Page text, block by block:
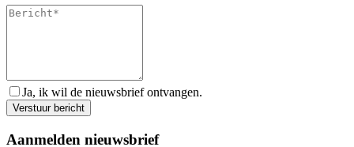
Ja, ik wil de nieuwsbrief ontvangen.
Aanmelden nieuwsbrief